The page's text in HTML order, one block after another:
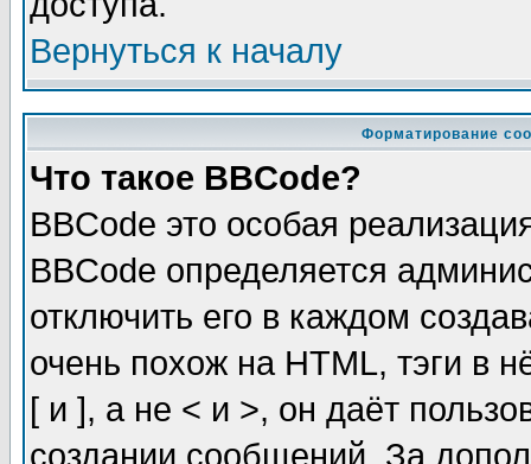
Вернуться к началу
Форматирование
Что такое BBCode?
BBCode это особая
BBCode определяется
отключить его в каждом
очень похож на HTML, тэги в
[ и ], а не < и >, он даёт
создании сообщений. За